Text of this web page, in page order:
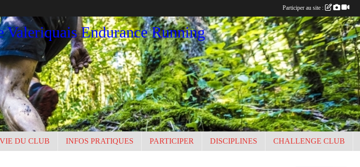
Valeriquais Endurance Running
DU CLUB INFOS PRATIQUES PARTICIPER DISCIPLINES CHALLENGE CLUB
Participer au site :